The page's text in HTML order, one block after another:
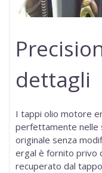
dettagli
I tappi olio motore
perfettamente nelle
originale senza
ergal è fornito privo
recuperato dal